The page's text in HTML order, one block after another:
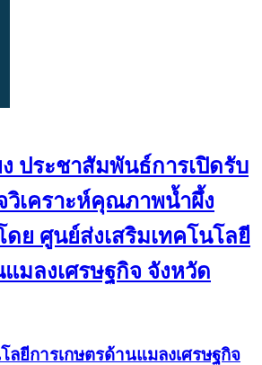
ประชาสัมพันธ์การเปิดรับ
วิเคราะห์คุณภาพน้ำผึ้ง
ดย ศูนย์ส่งเสริมเทคโนโลยี
มลงเศรษฐกิจ จังหวัด
ลยีการเกษตรด้านแมลงเศรษฐกิจ